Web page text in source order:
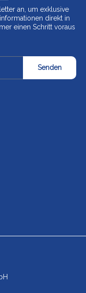
an, um exklusive
direkt in
einen Schritt voraus
Senden